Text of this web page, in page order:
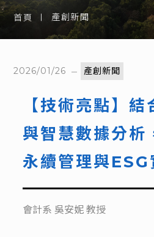
首頁 產創新聞
2026/01/26 產創新聞
【技術亮點】
與智慧數據分析
永續管理與ESG
會計系 吳安妮 教授